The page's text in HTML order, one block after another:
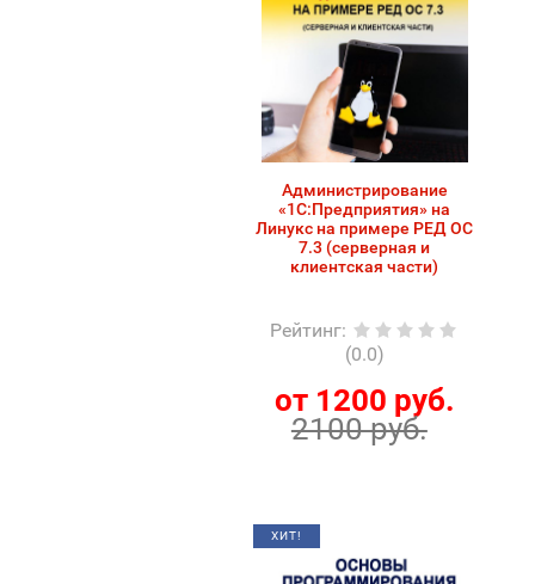
Администрирование
«1С:Предприятия» на
Линукс на примере РЕД ОС
7.3 (серверная и
клиентская части)
Рейтинг:
(0.0)
от 1200 руб.
2100 руб.
ХИТ!